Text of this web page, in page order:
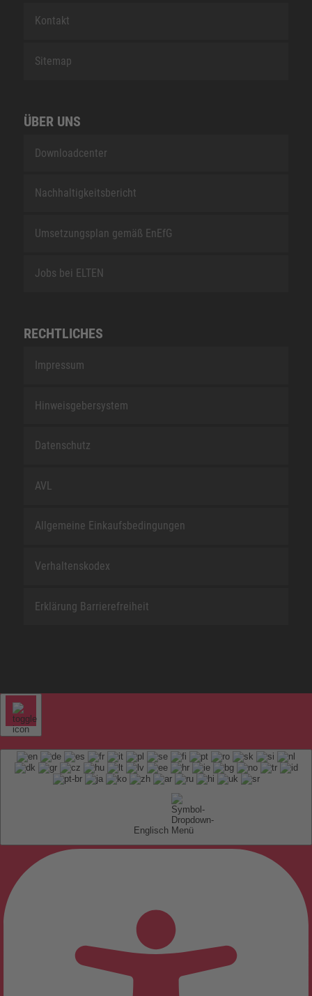
Kontakt
Sitemap
ÜBER UNS
Downloadcenter
Nachhaltigkeitsbericht
Umsetzungsplan gemäß EnEfG
Jobs bei ELTEN
RECHTLICHES
Impressum
Hinweisgebersystem
Datenschutz
AVL
Allgemeine Einkaufsbedingungen
Verhaltenskodex
Erklärung Barrierefreiheit
Englisch